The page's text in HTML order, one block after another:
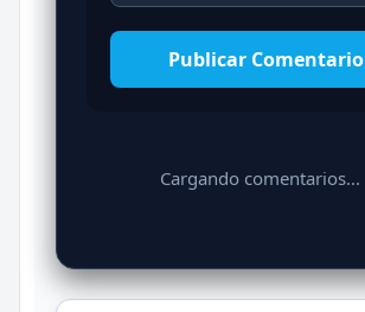
Publicar Comentario
Cargando comentarios...